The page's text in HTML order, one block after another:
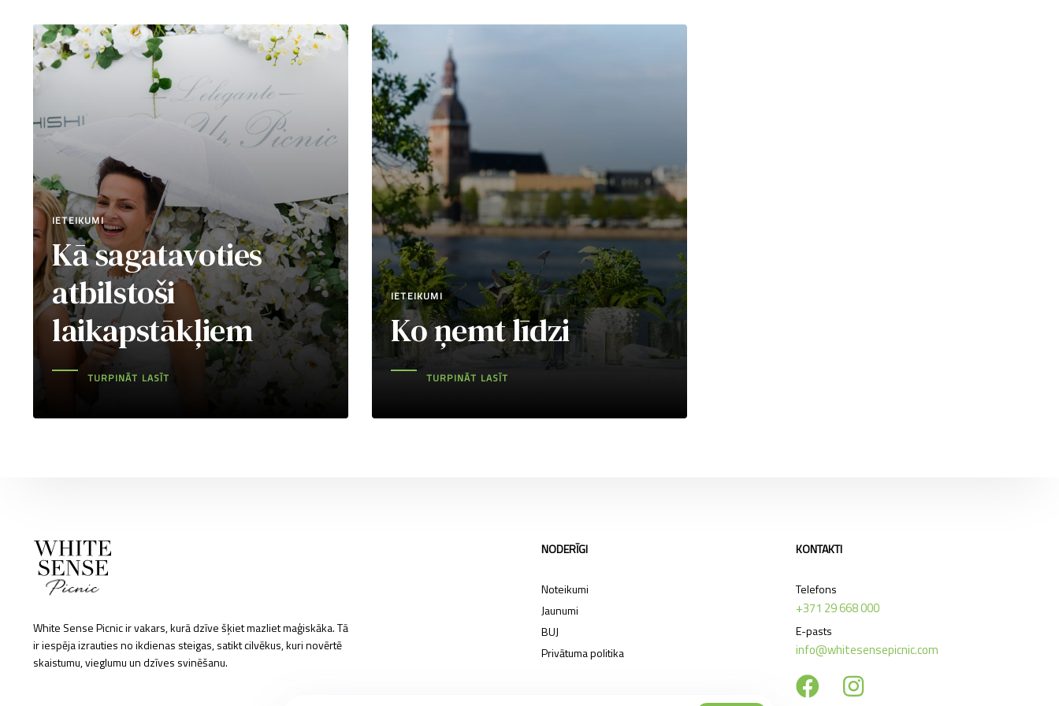
TAGS
IETEIKUMI
Kā sagatavoties
atbilstoši
laikapstākļiem
TURPINĀT LASĪT
TAGS
IETEIKUMI
Ko ņemt līdzi
TURPINĀT LASĪT
White Sense Picnic ir vakars, kurā dzīve šķiet mazliet maģiskāka. Tā
ir iespēja izrauties no ikdienas steigas, satikt cilvēkus, kuri novērtē
skaistumu, vieglumu un dzīves svinēšanu.
NODERĪGI
Noteikumi
Jaunumi
BUJ
Privātuma politika
KONTAKTI
Telefons
+371 29 668 000
E-pasts
info@whitesensepicnic.com